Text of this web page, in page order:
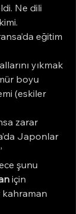
Ne dili
eğitim
yıkmak
boyu
(eskiler
zarar
Japonlar
şunu
için
kahraman